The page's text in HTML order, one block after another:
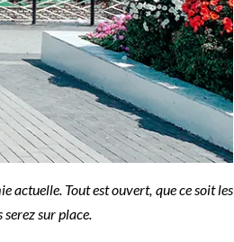
actuelle. Tout est ouvert, que ce soit les
sur place.